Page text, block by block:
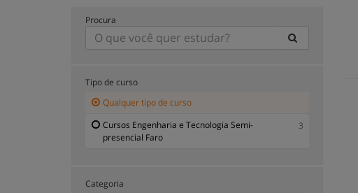
Procura
Tipo de curso
Qualquer tipo de curso
Cursos Engenharia e Tecnologia Semi-
presencial Faro
3
Categoria